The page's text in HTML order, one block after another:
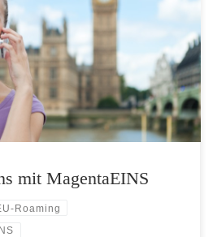
und telefonieren wie zuhause – Für
3fach-Flat im Ausland nutzen – Flat
in 32 Länder Europas telefonieren
beim Wandern in den Schweizer
mit MagentaEINS
Roaming